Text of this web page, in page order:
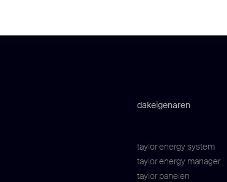
dakeigenaren
taylor energy system
taylor energy manager
taylor panelen